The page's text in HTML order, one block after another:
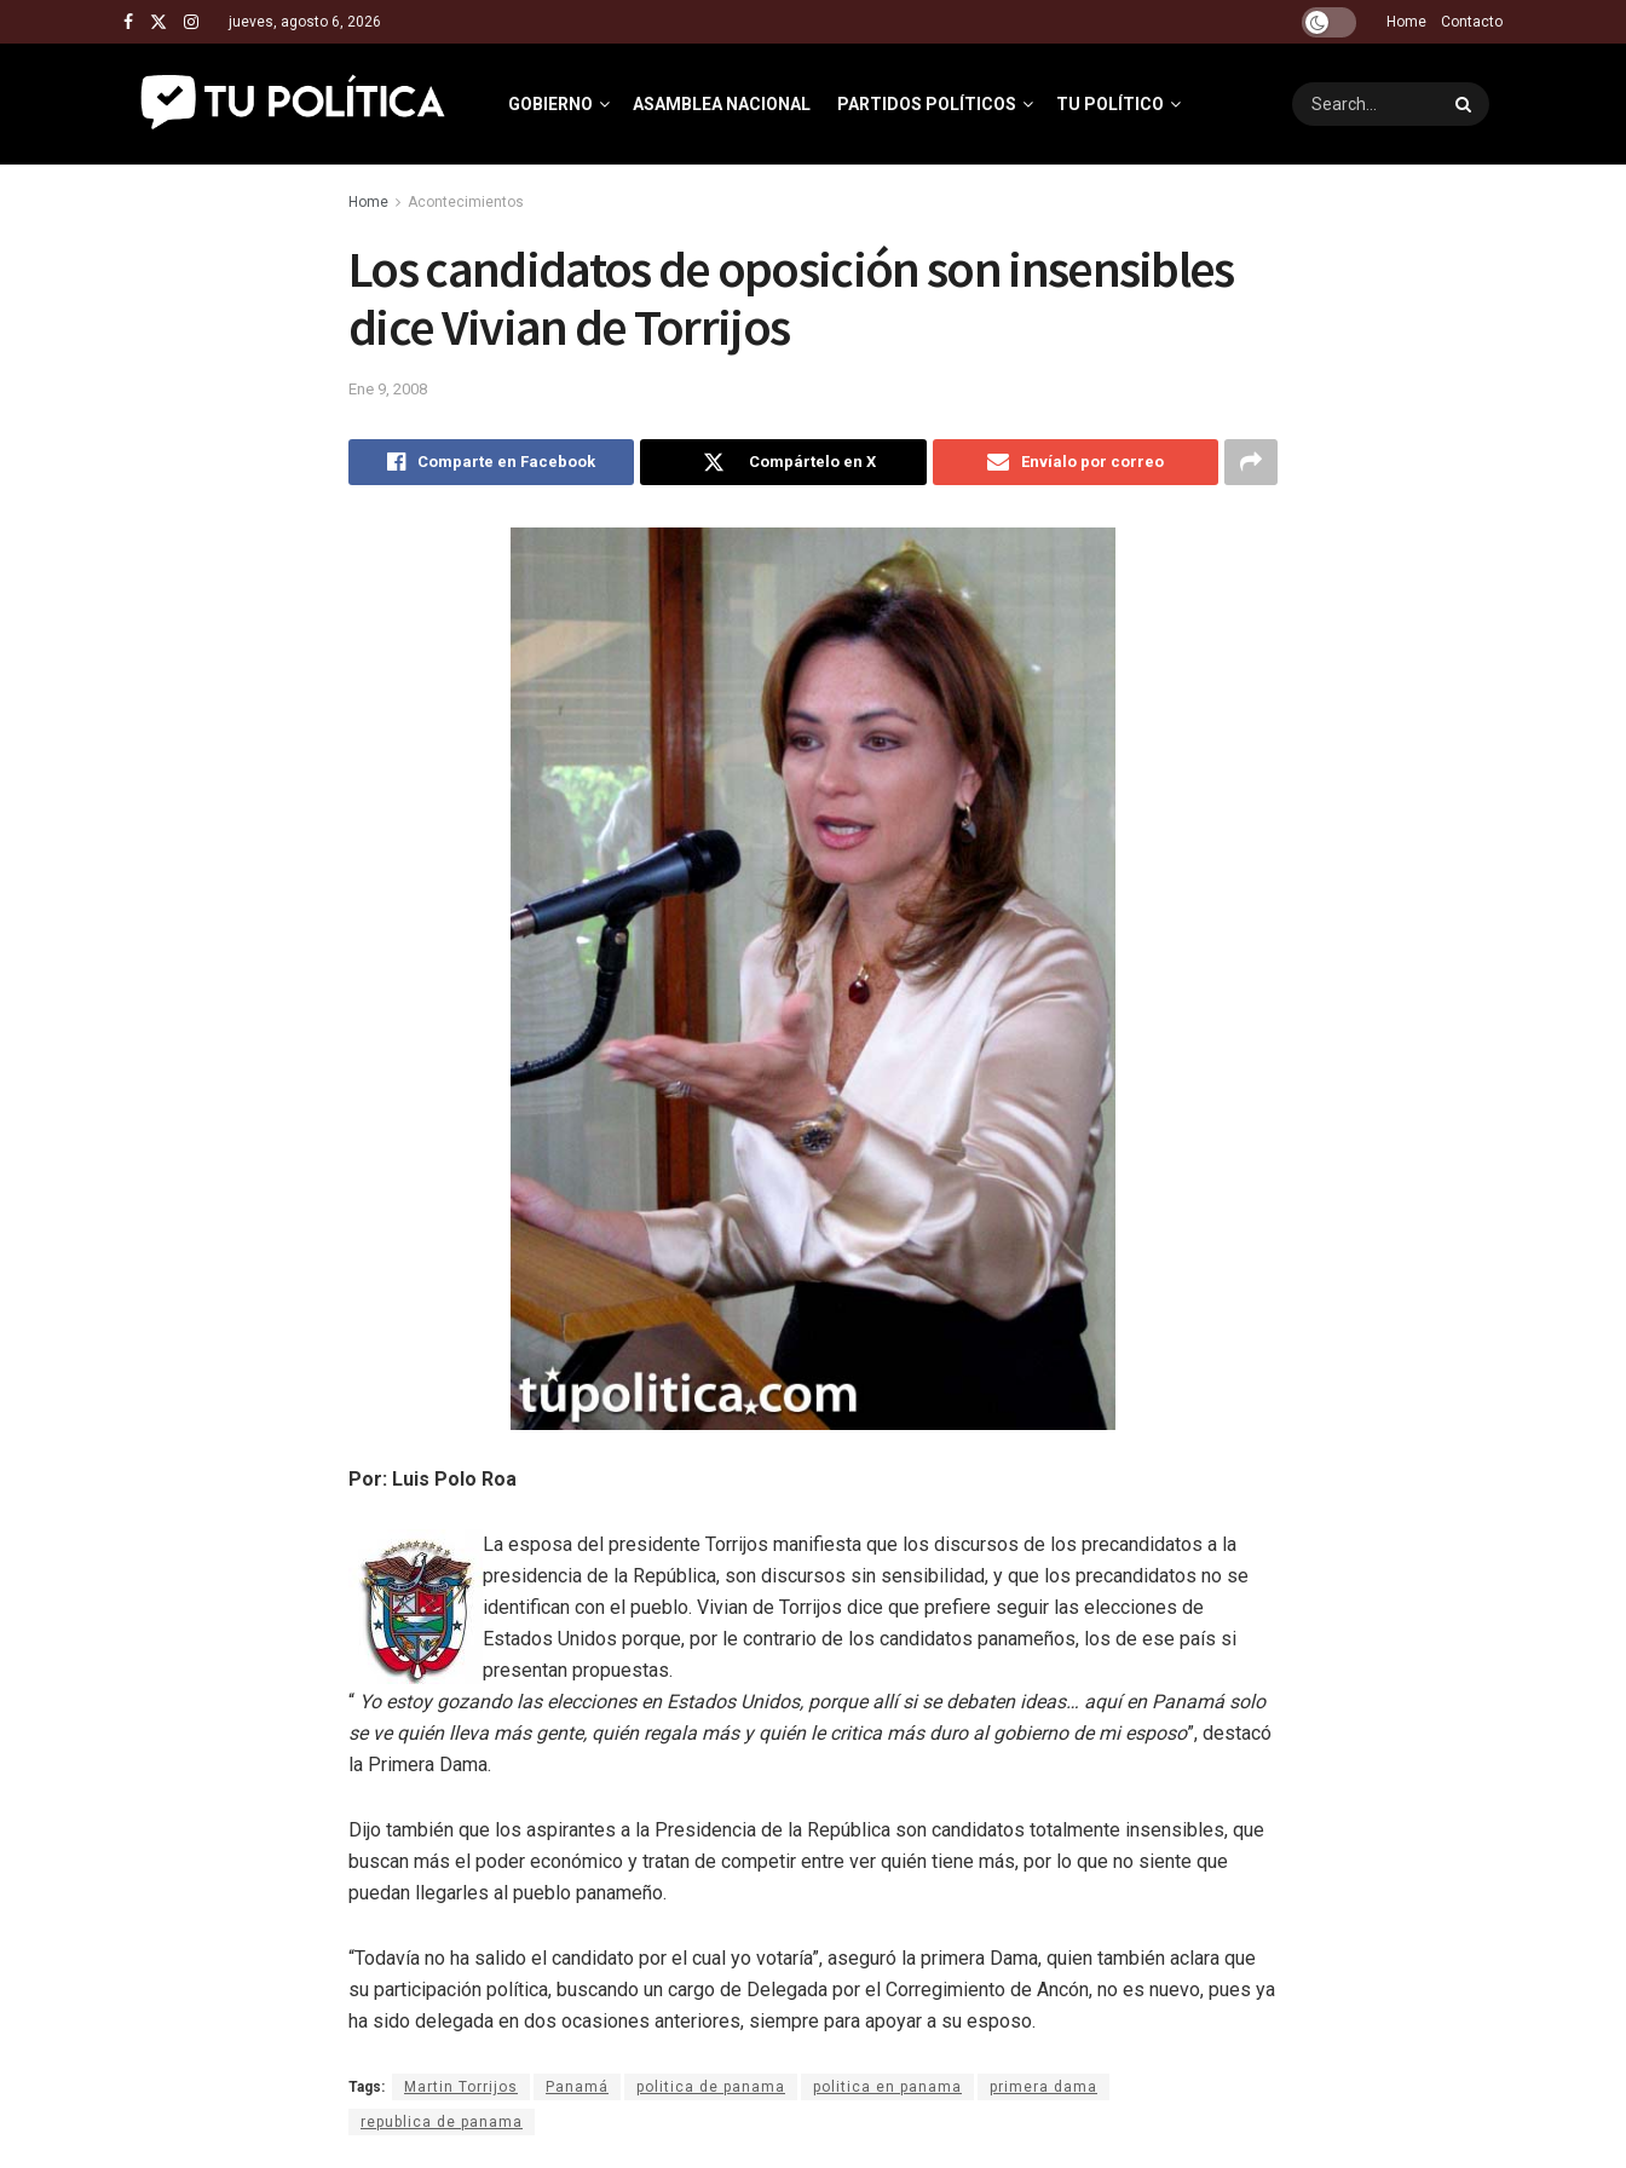
jueves, agosto 6, 2026 Home Contacto
GOBIERNO ASAMBLEA NACIONAL PARTIDOS POLÍTICOS TU POLÍTICO
Home Acontecimientos
Los candidatos de oposición son insensibles
dice Vivian de Torrijos
Ene 9, 2008
Comparte en Facebook Compártelo en X Envíalo por correo
Por: Luis Polo Roa
La esposa del presidente Torrijos manifiesta que los discursos de los precandidatos a la
presidencia de la República, son discursos sin sensibilidad, y que los precandidatos no se
identifican con el pueblo. Vivian de Torrijos dice que prefiere seguir las elecciones de
Estados Unidos porque, por le contrario de los candidatos panameños, los de ese país si
presentan propuestas.
“ Yo estoy gozando las elecciones en Estados Unidos, porque allí si se debaten ideas… aquí en Panamá solo
se ve quién lleva más gente, quién regala más y quién le critica más duro al gobierno de mi esposo”, destacó
la Primera Dama.
Dijo también que los aspirantes a la Presidencia de la República son candidatos totalmente insensibles, que
buscan más el poder económico y tratan de competir entre ver quién tiene más, por lo que no siente que
puedan llegarles al pueblo panameño.
“Todavía no ha salido el candidato por el cual yo votaría”, aseguró la primera Dama, quien también aclara que
su participación política, buscando un cargo de Delegada por el Corregimiento de Ancón, no es nuevo, pues ya
ha sido delegada en dos ocasiones anteriores, siempre para apoyar a su esposo.
Tags: Martin Torrijos Panamá politica de panama politica en panama primera dama
republica de panama